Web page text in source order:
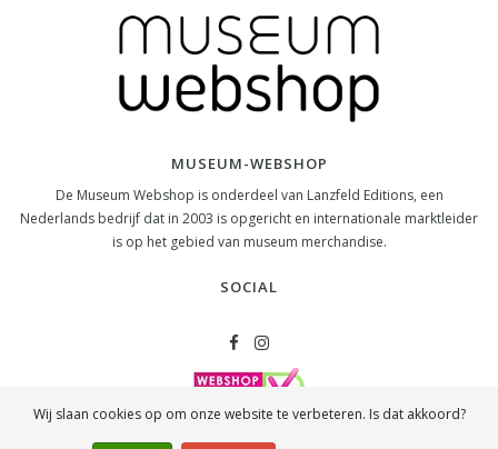
MUSEUM-WEBSHOP
De Museum Webshop is onderdeel van Lanzfeld Editions, een
Nederlands bedrijf dat in 2003 is opgericht en internationale marktleider
is op het gebied van museum merchandise.
SOCIAL
Wij slaan cookies op om onze website te verbeteren. Is dat akkoord?